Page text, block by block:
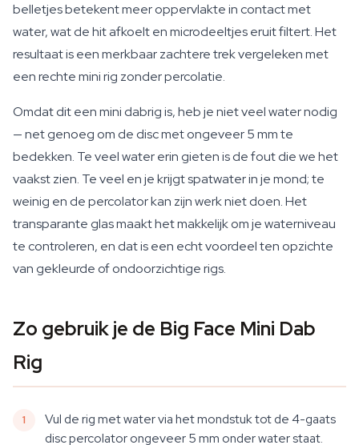
belletjes betekent meer oppervlakte in contact met
water, wat de hit afkoelt en microdeeltjes eruit filtert. Het
resultaat is een merkbaar zachtere trek vergeleken met
een rechte mini rig zonder percolatie.
Omdat dit een mini dabrig is, heb je niet veel water nodig
— net genoeg om de disc met ongeveer 5 mm te
bedekken. Te veel water erin gieten is de fout die we het
vaakst zien. Te veel en je krijgt spatwater in je mond; te
weinig en de percolator kan zijn werk niet doen. Het
transparante glas maakt het makkelijk om je waterniveau
te controleren, en dat is een echt voordeel ten opzichte
van gekleurde of ondoorzichtige rigs.
Zo gebruik je de Big Face Mini Dab
Rig
Vul de rig met water via het mondstuk tot de 4-gaats
disc percolator ongeveer 5 mm onder water staat.